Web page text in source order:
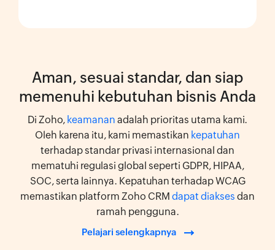
Aman, sesuai standar, dan siap
memenuhi kebutuhan bisnis Anda
Di Zoho, keamanan adalah prioritas utama kami.
Oleh karena itu, kami memastikan kepatuhan
terhadap standar privasi internasional dan
mematuhi regulasi global seperti GDPR, HIPAA,
SOC, serta lainnya. Kepatuhan terhadap WCAG
memastikan platform Zoho CRM dapat diakses dan
ramah pengguna.
Pelajari selengkapnya